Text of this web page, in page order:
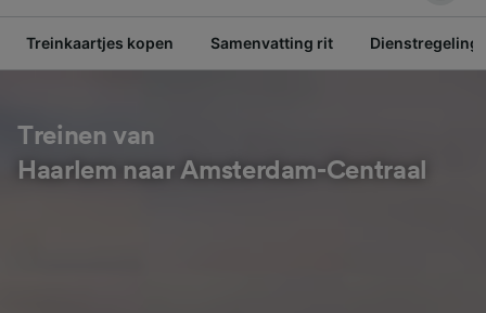
Treinkaartjes kopen Samenvatting rit Dienstregeling
Treinen van
Haarlem naar Amsterdam-Centraal